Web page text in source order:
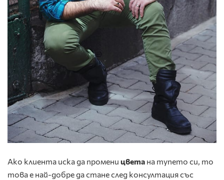
Ако клиента иска да промени цвета на тупето си, то
това е най-добре да стане след консултация със